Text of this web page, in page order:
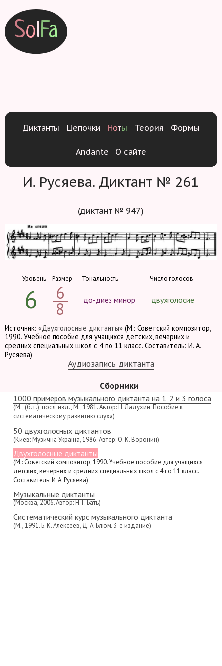
SolFa
Диктанты Цепочки Ноты Теория Формы
Andante О сайте
И. Русяева. Диктант № 261
(диктант № 947)
Уровень
6
Размер
6
8
Тональность
до-диез минор
Число голосов
двухголосие
Источник: «Двухголосные диктанты» (М.: Советский композитор,
1990. Учебное пособие для учащихся детских, вечерних и
средних специальных школ с 4 по 11 класс. Составитель: И. А.
Русяева)
Аудиозапись диктанта
Сборники
1000 примеров музыкального диктанта на 1, 2 и 3 голоса
(М., (б. г.), посл. изд., М., 1981. Автор: Н. Ладухин. Пособие к
систематическому развитию слуха)
50 двухголосных диктантов
(Киев: Музична Україна, 1986. Автор: О. К. Воронин)
Двухголосные диктанты
(М.: Советский композитор, 1990. Учебное пособие для учащихся
детских, вечерних и средних специальных школ с 4 по 11 класс.
Составитель: И. А. Русяева)
Музыкальные диктанты
(Москва, 2006. Автор: Н. Г. Бать)
Систематический курс музыкального диктанта
(М., 1991. Б. К. Алексеев, Д. А. Блюм. 3-е издание)